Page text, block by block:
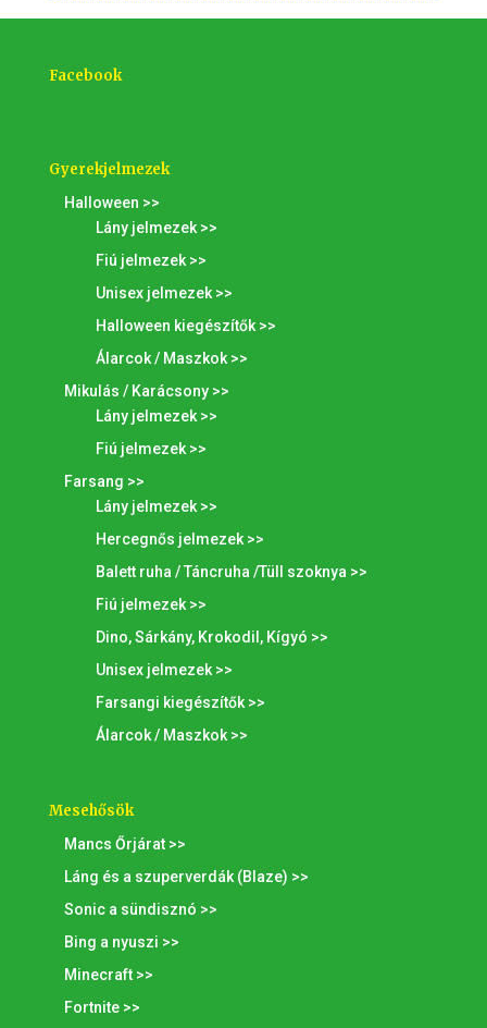
Facebook
Gyerekjelmezek
Halloween >>
Lány jelmezek >>
Fiú jelmezek >>
Unisex jelmezek >>
Halloween kiegészítők >>
Álarcok / Maszkok >>
Mikulás / Karácsony >>
Lány jelmezek >>
Fiú jelmezek >>
Farsang >>
Lány jelmezek >>
Hercegnős jelmezek >>
Balett ruha / Táncruha /Tüll szoknya >>
Fiú jelmezek >>
Dino, Sárkány, Krokodil, Kígyó >>
Unisex jelmezek >>
Farsangi kiegészítők >>
Álarcok / Maszkok >>
Mesehősök
Mancs Őrjárat >>
Láng és a szuperverdák (Blaze) >>
Sonic a sündisznó >>
Bing a nyuszi >>
Minecraft >>
Fortnite >>